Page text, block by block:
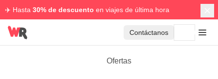
✈️ Hasta 30% de descuento en viajes de última hora
Contáctanos
Ofertas